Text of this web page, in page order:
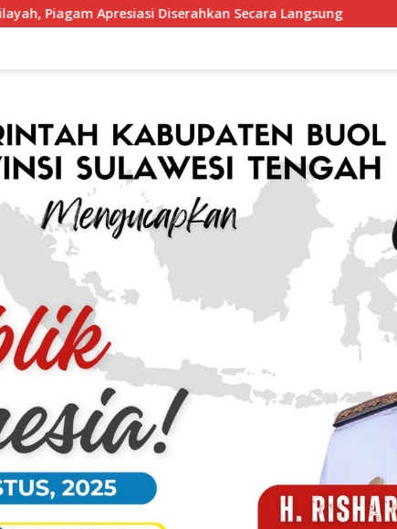
Diserahkan Secara Langsung Perang Terhadap